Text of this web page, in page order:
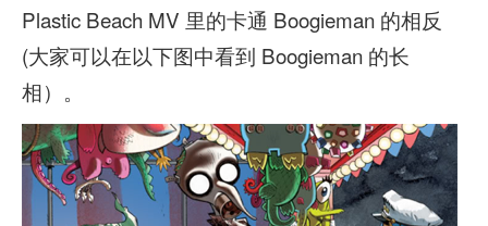
Plastic Beach MV 里的卡通 Boogieman 的相反
(大家可以在以下图中看到 Boogieman 的长
相）。